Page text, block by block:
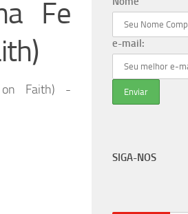
Fe
on Faith) -
e-mail:
SIGA-NOS